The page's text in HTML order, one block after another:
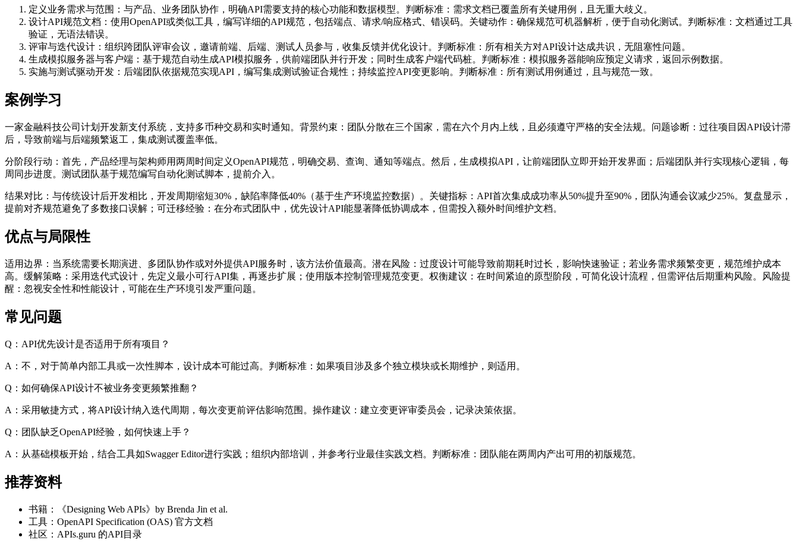
定义业务需求与范围 ：与产品、业务团队协作，明确API需要支持的核心功能和数据模型。判断标准：需求文档已覆盖所有关键用例，且无重大歧义。
设计API规范文档 ：使用OpenAPI或类似工具，编写详细的API规范，包括端点、请求/响应格式、错误码。 关键动作 ：确保规范可机器解析，便于自动化测试。判断标准：文档通过工具
验证，无语法错误。
评审与迭代设计 ：组织跨团队评审会议，邀请前端、后端、测试人员参与，收集反馈并优化设计。判断标准：所有相关方对API设计达成共识，无阻塞性问题。
生成模拟服务器与客户端 ：基于规范自动生成API模拟服务，供前端团队并行开发；同时生成客户端代码桩。 判断标准 ：模拟服务器能响应预定义请求，返回示例数据。
实施与测试驱动开发 ：后端团队依据规范实现API，编写集成测试验证合规性；持续监控API变更影响。判断标准：所有测试用例通过，且与规范一致。
案例学习
一家金融科技公司计划开发新支付系统，支持多币种交易和实时通知。背景约束：团队分散在三个国家，需在六个月内上线，且必须遵守严格的安全法规。问题诊断：过往项目因API设计滞
后，导致前端与后端频繁返工，集成测试覆盖率低。
分阶段行动：首先，产品经理与架构师用两周时间定义OpenAPI规范，明确交易、查询、通知等端点。然后，生成模拟API，让前端团队立即开始开发界面；后端团队并行实现核心逻辑，每
周同步进度。测试团队基于规范编写自动化测试脚本，提前介入。
结果对比：与传统设计后开发相比，开发周期缩短30%，缺陷率降低40%（基于生产环境监控数据）。关键指标：API首次集成成功率从50%提升至90%，团队沟通会议减少25%。复盘显示，
提前对齐规范避免了多数接口误解；可迁移经验：在分布式团队中，优先设计API能显著降低协调成本，但需投入额外时间维护文档。
优点与局限性
适用边界：当系统需要长期演进、多团队协作或对外提供API服务时，该方法价值最高。潜在风险：过度设计可能导致前期耗时过长，影响快速验证；若业务需求频繁变更，规范维护成本
高。缓解策略：采用迭代式设计，先定义最小可行API集，再逐步扩展；使用版本控制管理规范变更。权衡建议：在时间紧迫的原型阶段，可简化设计流程，但需评估后期重构风险。
风险提
醒 ：忽视安全性和性能设计，可能在生产环境引发严重问题。
常见问题
Q：API优先设计是否适用于所有项目？
A：不，对于简单内部工具或一次性脚本，设计成本可能过高。判断标准：如果项目涉及多个独立模块或长期维护，则适用。
Q：如何确保API设计不被业务变更频繁推翻？
A：采用敏捷方式，将API设计纳入迭代周期，每次变更前评估影响范围。操作建议：建立变更评审委员会，记录决策依据。
Q：团队缺乏OpenAPI经验，如何快速上手？
A：从基础模板开始，结合工具如Swagger Editor进行实践；组织内部培训，并参考行业最佳实践文档。判断标准：团队能在两周内产出可用的初版规范。
推荐资料
书籍：《Designing Web APIs》by Brenda Jin et al.
工具：OpenAPI Specification (OAS) 官方文档
社区：APIs.guru 的API目录